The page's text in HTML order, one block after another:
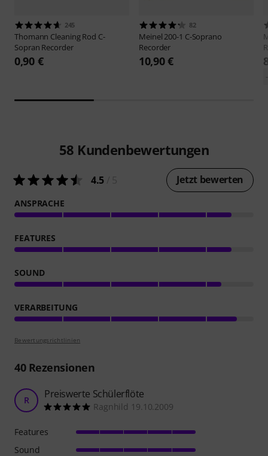
245
Thomann Cleaning Rod C-
Sopran Recorder
0,90 €
82
Meinel 200-1 C-Soprano
Recorder
10,90 €
58 Kundenbewertungen
4.5 Jetzt bewerten
ANSPRACHE
FEATURES
SOUND
VERARBEITUNG
Bewertungsrichtlinien
40Rezensionen
R Preiswerte Schülerflöte
Ragnhild 19.10.2009
Features
Sound